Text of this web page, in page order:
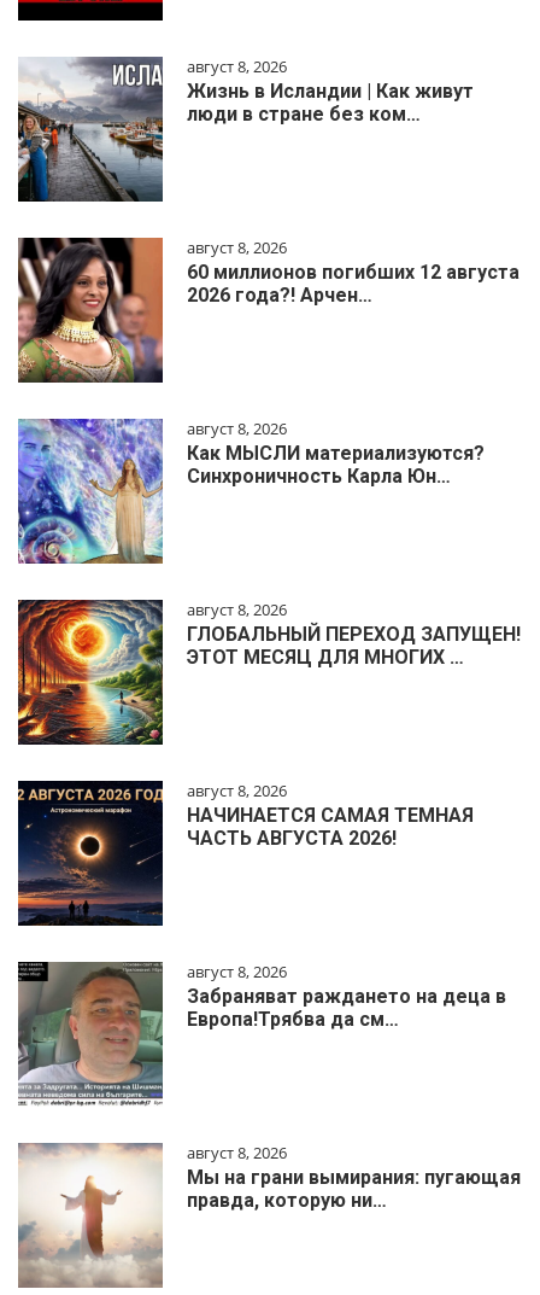
август 8, 2026
Жизнь в Исландии | Как живут
люди в стране без ком…
август 8, 2026
60 миллионов погибших 12 августа
2026 года?! Арчен…
август 8, 2026
Как МЫСЛИ материализуются?
Синхроничность Карла Юн…
август 8, 2026
ГЛОБАЛЬНЫЙ ПЕРЕХОД ЗАПУЩЕН!
ЭТОТ МЕСЯЦ ДЛЯ МНОГИХ …
август 8, 2026
НАЧИНАЕТСЯ САМАЯ ТЕМНАЯ
ЧАСТЬ АВГУСТА 2026!
август 8, 2026
Забраняват раждането на деца в
Европа!Трябва да см…
август 8, 2026
Мы на грани вымирания: пугающая
правда, которую ни…